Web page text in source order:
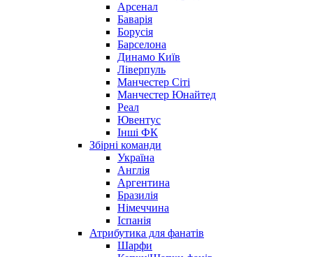
Арсенал
Баварія
Борусія
Барселона
Динамо Київ
Ліверпуль
Манчестер Сіті
Манчестер Юнайтед
Реал
Ювентус
Інші ФК
Збірні команди
Україна
Англія
Аргентина
Бразилія
Німеччина
Іспанія
Атрибутика для фанатів
Шарфи